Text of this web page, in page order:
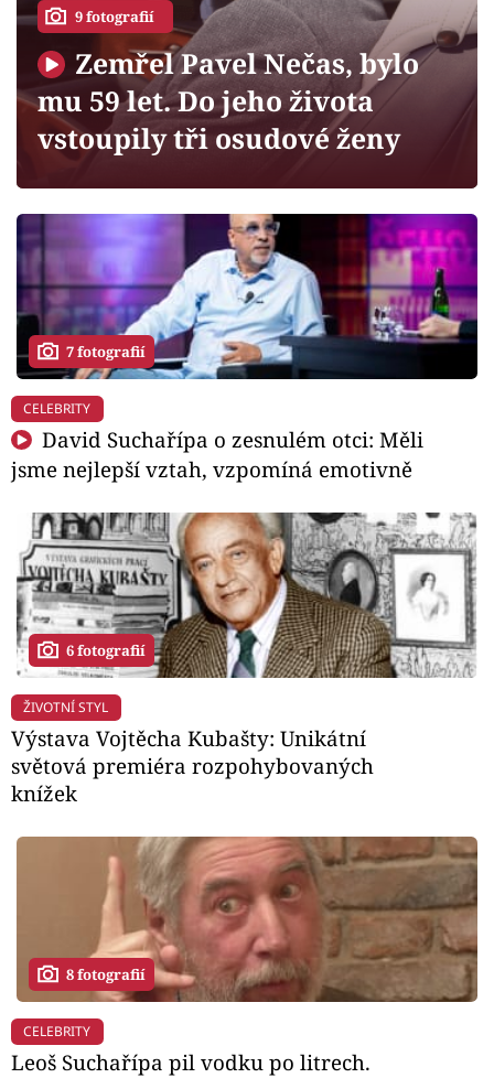
Sledujte prima+
Filmový festival Karlovy Vary
Pořady
Mámy sobě
Přihlášení
Sledujte nás
9 fotografií
Zemřel Pavel Nečas, bylo
mu 59 let. Do jeho života
vstoupily tři osudové ženy
7 fotografií
CELEBRITY
David Suchařípa o zesnulém otci: Měli
jsme nejlepší vztah, vzpomíná emotivně
6 fotografií
ŽIVOTNÍ STYL
Výstava Vojtěcha Kubašty: Unikátní
světová premiéra rozpohybovaných
knížek
8 fotografií
CELEBRITY
Leoš Suchařípa pil vodku po litrech.